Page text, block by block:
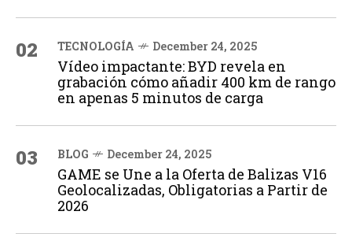
02 TECNOLOGÍA December 24, 2025
Vídeo impactante: BYD revela en
grabación cómo añadir 400 km de rango
en apenas 5 minutos de carga
03 BLOG December 24, 2025
GAME se Une a la Oferta de Balizas V16
Geolocalizadas, Obligatorias a Partir de
2026